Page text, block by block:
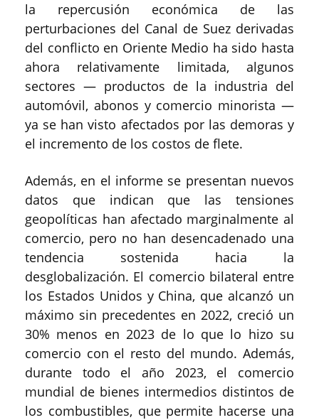
la repercusión económica de las
perturbaciones del Canal de Suez derivadas
del conflicto en Oriente Medio ha sido hasta
ahora relativamente limitada, algunos
sectores — productos de la industria del
automóvil, abonos y comercio minorista —
ya se han visto afectados por las demoras y
el incremento de los costos de flete.
Además, en el informe se presentan nuevos
datos que indican que las tensiones
geopolíticas han afectado marginalmente al
comercio, pero no han desencadenado una
tendencia sostenida hacia la
desglobalización. El comercio bilateral entre
los Estados Unidos y China, que alcanzó un
máximo sin precedentes en 2022, creció un
30% menos en 2023 de lo que lo hizo su
comercio con el resto del mundo. Además,
durante todo el año 2023, el comercio
mundial de bienes intermedios distintos de
los combustibles, que permite hacerse una